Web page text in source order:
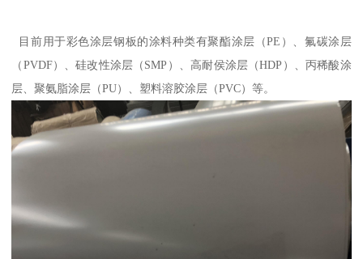
目前用于彩色涂层钢板的涂料种类有聚酯涂层（PE）、氟碳涂层
（PVDF）、硅改性涂层（SMP）、高耐侯涂层（HDP）、丙稀酸涂
层、聚氨脂涂层（PU）、塑料溶胶涂层（PVC）等。